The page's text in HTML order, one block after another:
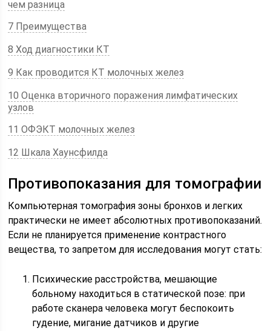
чем разница
7 Преимущества
8 Ход диагностики КТ
9 Как проводится КТ молочных желез
10 Оценка вторичного поражения лимфатических
узлов
11 ОФЭКТ молочных желез
12 Шкала Хаунсфилда
Противопоказания для томографии
Компьютерная томография зоны бронхов и легких
практически не имеет абсолютных противопоказаний.
Если не планируется применение контрастного
вещества, то запретом для исследования могут стать:
Психические расстройства, мешающие
больному находиться в статической позе: при
работе сканера человека могут беспокоить
гудение, мигание датчиков и другие